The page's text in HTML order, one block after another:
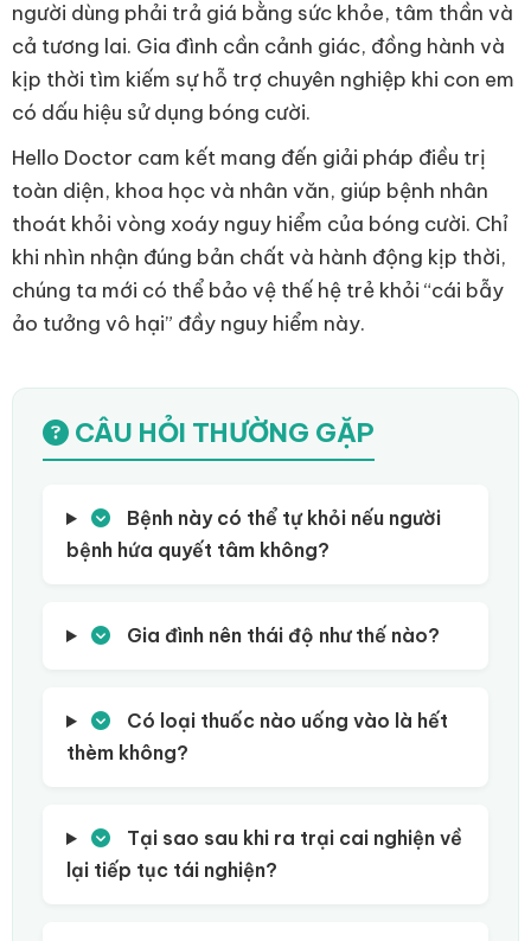
người dùng phải trả giá bằng sức khỏe, tâm thần và
cả tương lai. Gia đình cần cảnh giác, đồng hành và
kịp thời tìm kiếm sự hỗ trợ chuyên nghiệp khi con em
có dấu hiệu sử dụng bóng cười.
Hello Doctor cam kết mang đến giải pháp điều trị
toàn diện, khoa học và nhân văn, giúp bệnh nhân
thoát khỏi vòng xoáy nguy hiểm của bóng cười. Chỉ
khi nhìn nhận đúng bản chất và hành động kịp thời,
chúng ta mới có thể bảo vệ thế hệ trẻ khỏi “cái bẫy
ảo tưởng vô hại” đầy nguy hiểm này.
CÂU HỎI THƯỜNG GẶP
Bệnh này có thể tự khỏi nếu người
bệnh hứa quyết tâm không?
Gia đình nên thái độ như thế nào?
Có loại thuốc nào uống vào là hết
thèm không?
Tại sao sau khi ra trại cai nghiện về
lại tiếp tục tái nghiện?